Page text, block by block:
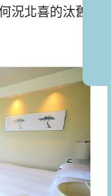
況北喜的汰舊